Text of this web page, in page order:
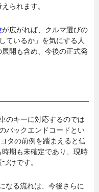
られます。
が広がれば、クルマ選びの
ているか」を気にする人
開も含め、今後の正式発
のキーに対応するのでは
バックエンドコードとい
タの前例を踏まえると信
期も未確定であり、現時
けです。
なる流れは、今後さらに